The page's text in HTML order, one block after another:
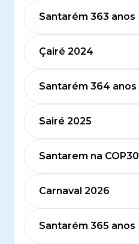
Santarém 363 anos
Çairé 2024
Santarém 364 anos
Sairé 2025
Santarem na COP30
Carnaval 2026
Santarém 365 anos